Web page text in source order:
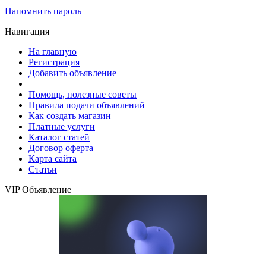
Напомнить пароль
Навигация
На главную
Регистрация
Добавить объявление
Помощь, полезные советы
Правила подачи объявлений
Как создать магазин
Платные услуги
Каталог статей
Договор оферта
Карта сайта
Статьи
VIP Объявление